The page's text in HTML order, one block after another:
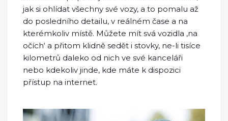
jak si ohlídat všechny své vozy, a to pomalu až
do posledního detailu, v reálném čase a na
kterémkoliv místě. Můžete mít svá vozidla ‚na
očích‘ a přitom klidně sedět i stovky, ne-li tisíce
kilometrů daleko od nich ve své kanceláři
nebo kdekoliv jinde, kde máte k dispozici
přístup na internet.